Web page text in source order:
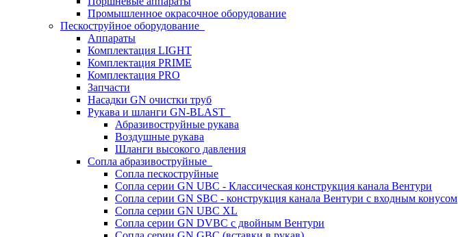
Промышленное окрасочное оборудование
Пескоструйное оборудование
Аппараты
Комплектация LIGHT
Комплектация PRIME
Комплектация PRO
Запчасти
Насадки GN очистки труб
Рукава и шланги GN-BLAST
Абразивоструйные рукава
Воздушные рукава
Шланги высокого давления
Сопла абразивоструйные
Сопла пескоструйные
Сопла серии GN UBC - Классическая конструкция канала Вентури
Сопла серии GN SBC - конструкция канала Вентури c входным конусом
Сопла серии GN UBC XL
Сопла серии GN DVBC с двойным Вентури